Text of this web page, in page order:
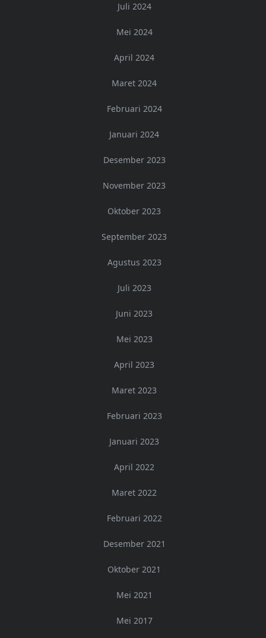
Juli 2024
Mei 2024
April 2024
Maret 2024
Februari 2024
Januari 2024
Desember 2023
November 2023
Oktober 2023
September 2023
Agustus 2023
Juli 2023
Juni 2023
Mei 2023
April 2023
Maret 2023
Februari 2023
Januari 2023
April 2022
Maret 2022
Februari 2022
Desember 2021
Oktober 2021
Mei 2021
Mei 2017